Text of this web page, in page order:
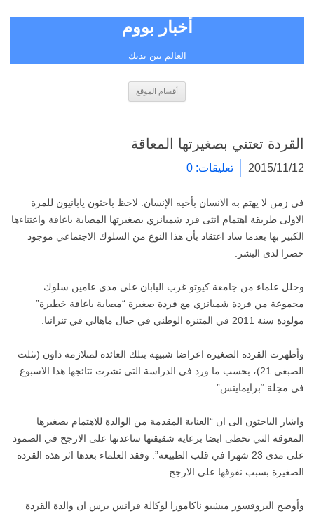
أخبار بووم
العالم بين يديك
أقسام الموقع
القردة تعتني بصغيرتها المعاقة
2015/11/12 تعليقات: 0
في زمن لا يهتم به الانسان بأخيه الإنسان. لاحظ باحثون يابانيون للمرة
الاولى طريقة اهتمام انثى قرد شمبانزي بصغيرتها المصابة باعاقة واعتناءها
الكبير بها بعدما ساد اعتقاد بأن هذا النوع من السلوك الاجتماعي موجود
حصرا لدى البشر.
وحلل علماء من جامعة كيوتو غرب اليابان على مدى عامين سلوك
مجموعة من قردة شمبانزي مع قردة صغيرة “مصابة باعاقة خطيرة”
مولودة سنة 2011 في المتنزه الوطني في جبال ماهالي في تنزانيا.
وأظهرت القردة الصغيرة اعراضا شبيهة بتلك العائدة لمتلازمة داون (تثلث
الصبغي 21)، بحسب ما ورد في الدراسة التي نشرت نتائجها هذا الاسبوع
في مجلة “برايمايتس”.
واشار الباحثون الى ان “العناية المقدمة من الوالدة للاهتمام بصغيرها
المعوقة التي تحظى ايضا برعاية شقيقتها ساعدتها على الارجح في الصمود
على مدى 23 شهرا في قلب الطبيعة”. وفقد العلماء بعدها اثر هذه القردة
الصغيرة بسبب نفوقها على الارجح.
وأوضح البروفسور ميشيو ناكامورا لوكالة فرانس برس ان والدة القردة